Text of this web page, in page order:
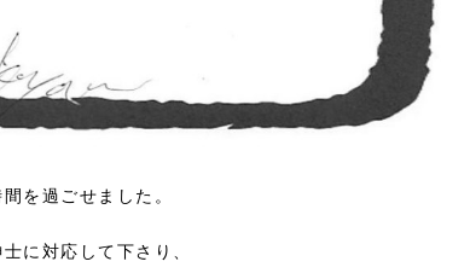
を過ごせました。
に対応して下さり、